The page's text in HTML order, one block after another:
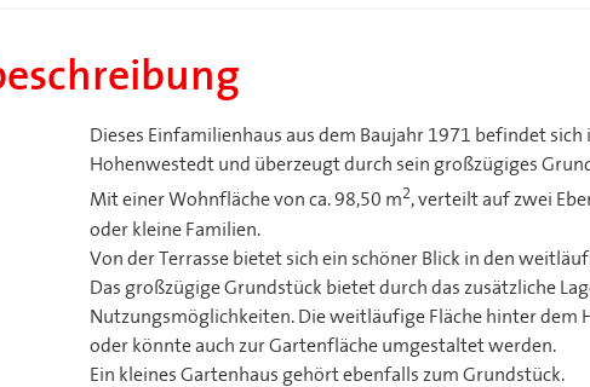
Dieses Einfamilienhaus aus dem Baujahr 1971 befindet
Hohenwestedt und überzeugt durch sein großzügiges
Mit einer Wohnfläche von ca. 98,50 m2, verteilt auf zwei
oder kleine Familien.
Von der Terrasse bietet sich ein schöner Blick in den
Das großzügige Grundstück bietet durch das zusätzliche
Nutzungsmöglichkeiten. Die weitläufige Fläche hinter dem
oder könnte auch zur Gartenfläche umgestaltet werden.
Ein kleines Gartenhaus gehört ebenfalls zum Grundstück.